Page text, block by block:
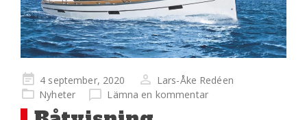
Publicerad
på
4 september, 2020
Lars-Åke Redéen
Nyheter
Lämna en kommentar